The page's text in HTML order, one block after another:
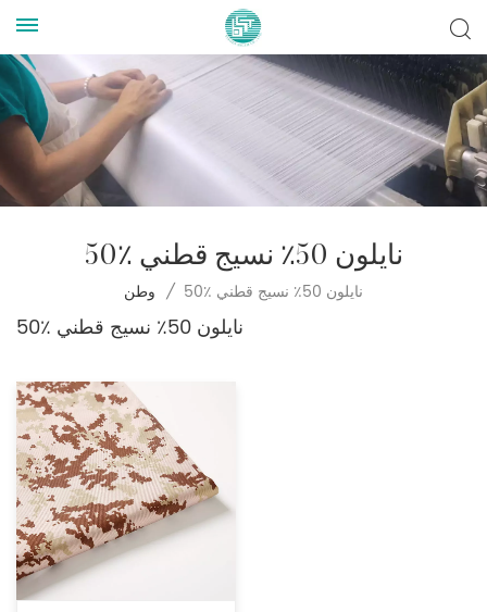
50٪ نايلون 50٪ نسيج قطني
وطن / 50٪ نايلون 50٪ نسيج قطني
50٪ نايلون 50٪ نسيج قطني